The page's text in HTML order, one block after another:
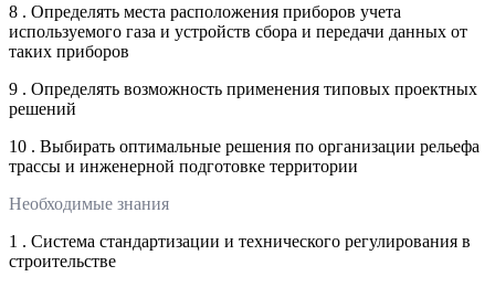
8 . Определять места расположения приборов учета
используемого газа и устройств сбора и передачи данных от
таких приборов
9 . Определять возможность применения типовых проектных
решений
10 . Выбирать оптимальные решения по организации рельефа
трассы и инженерной подготовке территории
Необходимые знания
1 . Система стандартизации и технического регулирования в
строительстве